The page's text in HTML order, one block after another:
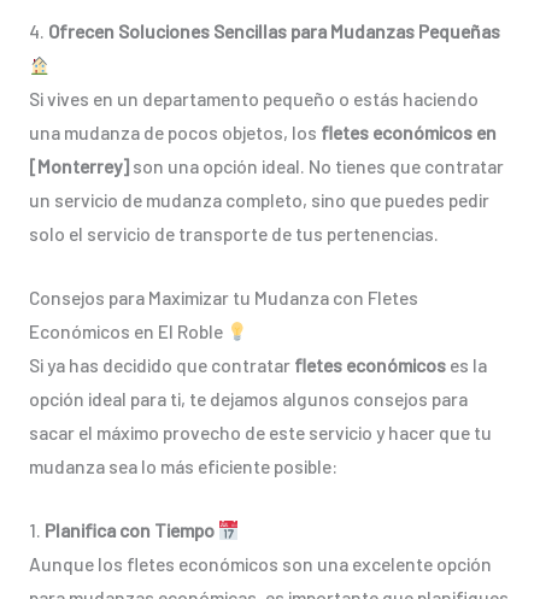
4. Ofrecen Soluciones Sencillas para Mudanzas Pequeñas
Si vives en un departamento pequeño o estás haciendo
una mudanza de pocos objetos, los fletes económicos en
[Monterrey]son una opción ideal. No tienes que contratar
un servicio de mudanza completo, sino que puedes pedir
solo el servicio de transporte de tus pertenencias.
Consejos para Maximizar tu Mudanza con Fletes
Económicos en El Roble
Si ya has decidido que contratar fletes económicoses la
opción ideal para ti, te dejamos algunos consejos para
sacar el máximo provecho de este servicio y hacer que tu
mudanza sea lo más eficiente posible:
1. Planifica con Tiempo
Aunque los fletes económicos son una excelente opción